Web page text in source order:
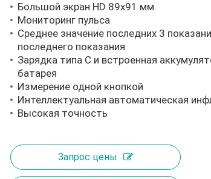
Большой экран HD 89x91 мм.
Мониторинг пульса
Среднее значение последних 3
последнего показания
Зарядка типа C и встроенная
батарея
Измерение одной кнопкой
Интеллектуальная автоматическая
Высокая точность
Запрос цены